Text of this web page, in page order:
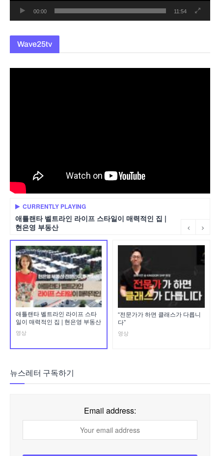
00:00 11:54
Wave25tv
CURRENTLY PLAYING
애틀랜타 벨트라인 라이프 스타일이 매력적인 집 |
현은영 부동산
애틀랜타 벨트라인 라이프 스타
일이 매력적인 집 | 현은영 부동산
영상
“전문가가 하면 클래스가 다릅니
다”
영상
뉴스레터 구독하기
Email address: